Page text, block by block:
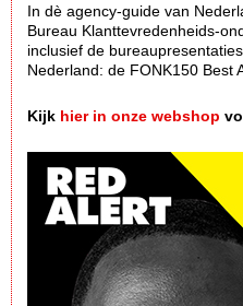
In dè agency-guide van
Bureau Klanttevredenheids-
inclusief de
Nederland: de FONK150 Best
Kijk hier in onze webshop